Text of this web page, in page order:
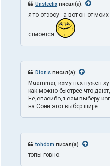
Unsteelix писал(а):
я то отсосу - а вот он от
отмоется
Dionis писал(а):
Muammar, кому нах нужен
как можно быстрее что
Не,спасибо,я сам выберу
на Сони этот выбор шире.
tohdom писал(а):
топы говно.